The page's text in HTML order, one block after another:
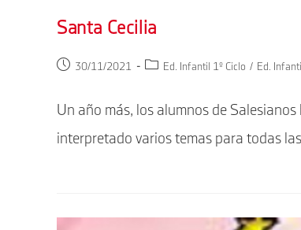
Santa Cecilia
Publicación
entrada:
30/11/2021
Categoría
entrada:
Ed. Infantil 1º Ciclo / Ed.
Un año más, los alumnos de
interpretado varios temas para todas